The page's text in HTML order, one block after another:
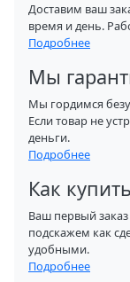
Доставим ваш
время и день.
Подробнее
Мы
Мы гордимся
Если товар не
деньги.
Подробнее
Как купить
Ваш первый
подскажем как
удобными.
Подробнее